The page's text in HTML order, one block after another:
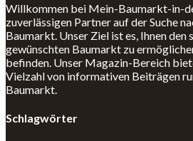
Willkommen bei Mein-Baumarkt-in-
zuverlässigen Partner auf der Suche
Baumarkt. Unser Ziel ist es, Ihnen den
gewünschten Baumarkt zu
befinden. Unser Magazin-Bereich
Vielzahl von informativen Beiträgen
Baumarkt.
Schlagwörter